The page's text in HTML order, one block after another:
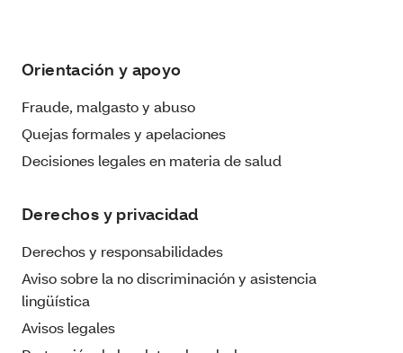
Orientación y apoyo
Fraude, malgasto y abuso
Quejas formales y apelaciones
Decisiones legales en materia de salud
Derechos y privacidad
Derechos y responsabilidades
Aviso sobre la no discriminación y asistencia
lingüística
Avisos legales